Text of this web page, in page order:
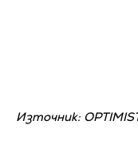
Източник: